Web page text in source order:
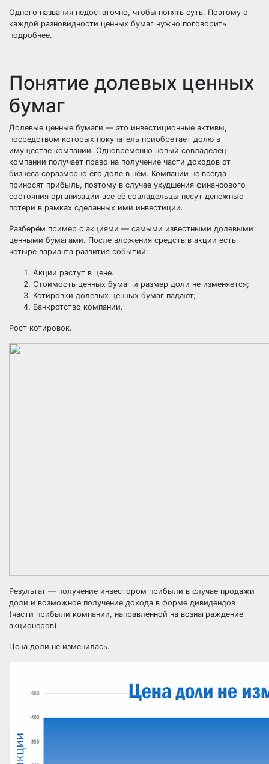
Одного названия недостаточно, чтобы понять суть. Поэтому о
каждой разновидности ценных бумаг нужно поговорить
подробнее.
Понятие долевых ценных
бумаг
Долевые ценные бумаги — это инвестиционные активы,
посредством которых покупатель приобретает долю в
имуществе компании. Одновременно новый совладелец
компании получает право на получение части доходов от
бизнеса соразмерно его доле в нём. Компании не всегда
приносят прибыль, поэтому в случае ухудшения финансового
состояния организации все её совладельцы несут денежные
потери в рамках сделанных ими инвестиции.
Разберём пример с акциями — самыми известными долевыми
ценными бумагами. После вложения средств в акции есть
четыре варианта развития событий:
Акции растут в цене.
Стоимость ценных бумаг и размер доли не изменяется;
Котировки долевых ценных бумаг падают;
Банкротство компании.
Рост котировок.
Результат — получение инвестором прибыли в случае продажи
доли и возможное получение дохода в форме дивидендов
(части прибыли компании, направленной на вознаграждение
акционеров).
Цена доли не изменилась.